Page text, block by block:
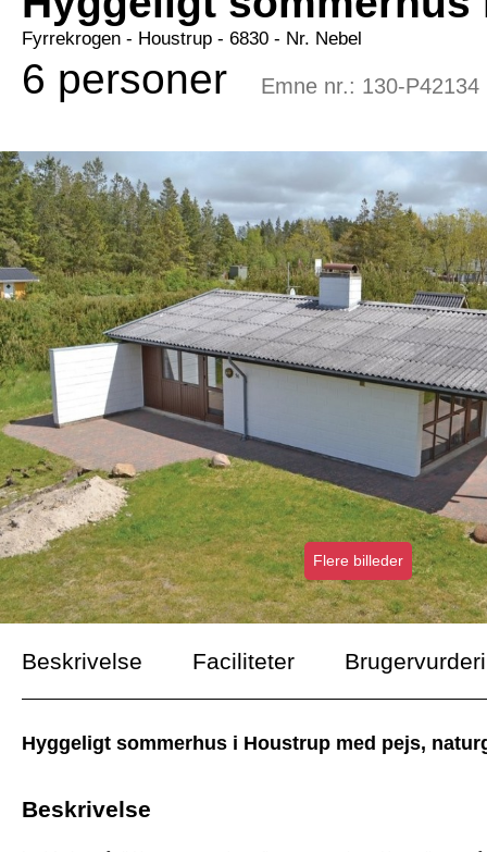
Fyrrekrogen - Houstrup - 6830 - Nr. Nebel
6 personer Emne nr.: 130-P42134
Flere billeder
Beskrivelse Faciliteter
Hyggeligt sommerhus i Houstrup med pejs,
Beskrivelse